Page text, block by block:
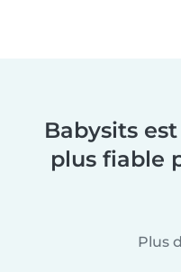
Babysits
plus fiable
Plus